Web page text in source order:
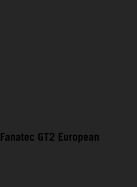
Fanatec GT2 European